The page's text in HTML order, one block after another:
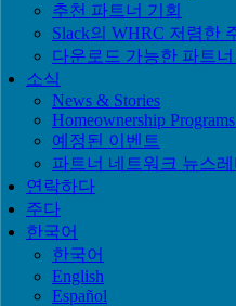
추천 파트너 기회
Slack의 WHRC 저렴한
다운로드 가능한 파트
소식
News & Stories
Homeownership
예정된 이벤트
파트너 네트워크 뉴스
연락하다
주다
한국어
한국어
English
Español